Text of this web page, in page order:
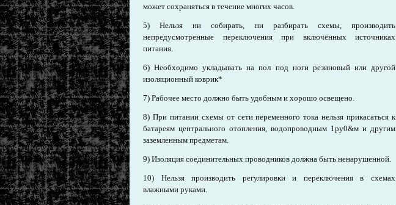
может сохраняться в течение многих часов.
5) Нельзя ни собирать, ни разбирать схемы, производить
непредусмотренные переключения при включённых источниках
питания.
6) Необходимо укладывать на пол под ноги резиновый или другой
изоляционный коврик*
7) Рабочее место должно быть удобным и хорошо освещено.
8) При питании схемы от сети переменного тока нельзя прикасаться к
батареям центрального отопления, водопроводным 1ру0&м и другим
заземленным предметам.
9) Изоляция соединительных проводников должна быть ненарушенной.
10) Нельзя производить регулировки и переключения в схемах
влажными руками.